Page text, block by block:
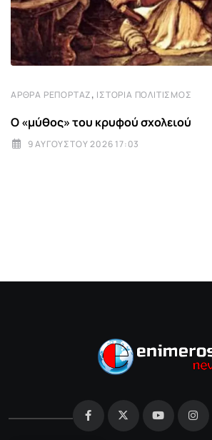
ΆΡΘΡΑ ΡΕΠΟΡΤΆΖ, ΙΣΤΟΡΊΑ ΠΟΛΙΤΙΣΜΌΣ
Ο «μύθος» του κρυφού σχολειού
9 ΑΥΓΟΎΣΤΟΥ 2026 17:03